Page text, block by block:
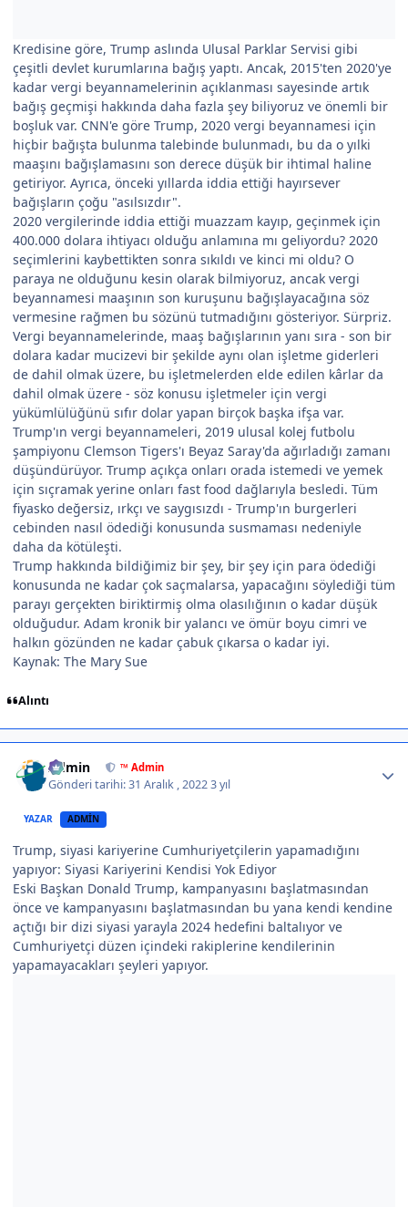
Kredisine göre, Trump aslında Ulusal Parklar Servisi gibi
çeşitli devlet kurumlarına bağış yaptı. Ancak, 2015'ten 2020'ye
kadar vergi beyannamelerinin açıklanması sayesinde artık
bağış geçmişi hakkında daha fazla şey biliyoruz ve önemli bir
boşluk var. CNN'e göre Trump, 2020 vergi beyannamesi için
hiçbir bağışta bulunma talebinde bulunmadı, bu da o yılki
maaşını bağışlamasını son derece düşük bir ihtimal haline
getiriyor. Ayrıca, önceki yıllarda iddia ettiği hayırsever
bağışların çoğu "asılsızdır".
2020 vergilerinde iddia ettiği muazzam kayıp, geçinmek için
400.000 dolara ihtiyacı olduğu anlamına mı geliyordu? 2020
seçimlerini kaybettikten sonra sıkıldı ve kinci mi oldu? O
paraya ne olduğunu kesin olarak bilmiyoruz, ancak vergi
beyannamesi maaşının son kuruşunu bağışlayacağına söz
vermesine rağmen bu sözünü tutmadığını gösteriyor. Sürpriz.
Vergi beyannamelerinde, maaş bağışlarının yanı sıra - son bir
dolara kadar mucizevi bir şekilde aynı olan işletme giderleri
de dahil olmak üzere, bu işletmelerden elde edilen kârlar da
dahil olmak üzere - söz konusu işletmeler için vergi
yükümlülüğünü sıfır dolar yapan birçok başka ifşa var.
Trump'ın vergi beyannameleri, 2019 ulusal kolej futbolu
şampiyonu Clemson Tigers'ı Beyaz Saray'da ağırladığı zamanı
düşündürüyor. Trump açıkça onları orada istemedi ve yemek
için sıçramak yerine onları fast food dağlarıyla besledi. Tüm
fiyasko değersiz, ırkçı ve saygısızdı - Trump'ın burgerleri
cebinden nasıl ödediği konusunda susmaması nedeniyle
daha da kötüleşti.
Trump hakkında bildiğimiz bir şey, bir şey için para ödediği
konusunda ne kadar çok saçmalarsa, yapacağını söylediği tüm
parayı gerçekten biriktirmiş olma olasılığının o kadar düşük
olduğudur. Adam kronik bir yalancı ve ömür boyu cimri ve
halkın gözünden ne kadar çabuk çıkarsa o kadar iyi.
Kaynak: The Mary Sue
Alıntı
Admin ™ Admin
Gönderi tarihi:31 Aralık , 20223 yıl
YAZAR ADMIN
Trump, siyasi kariyerine Cumhuriyetçilerin yapamadığını
yapıyor: Siyasi Kariyerini Kendisi Yok Ediyor
Eski Başkan Donald Trump, kampanyasını başlatmasından
önce ve kampanyasını başlatmasından bu yana kendi kendine
açtığı bir dizi siyasi yarayla 2024 hedefini baltalıyor ve
Cumhuriyetçi düzen içindeki rakiplerine kendilerinin
yapamayacakları şeyleri yapıyor.